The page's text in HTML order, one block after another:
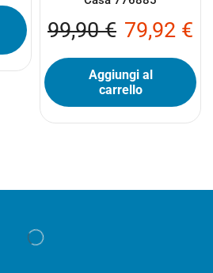
99,90€ 79,92 €
Aggiungi al
carrello